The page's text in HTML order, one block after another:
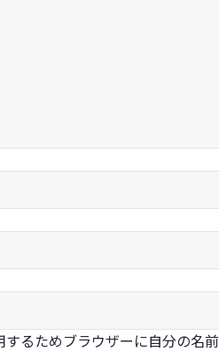
るためブラウザーに自分の名